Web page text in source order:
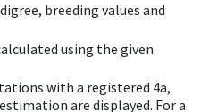
breeding values and
using the given
with a registered 4a,
are displayed. For a